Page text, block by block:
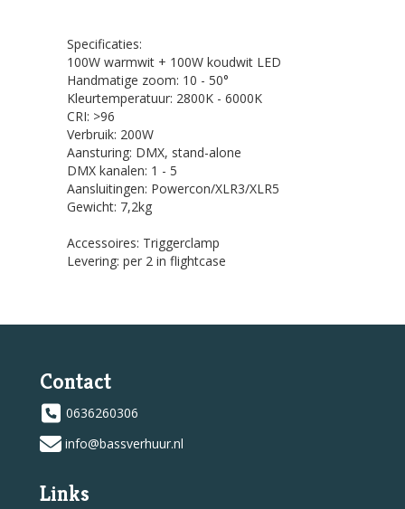
Specificaties:
100W warmwit + 100W koudwit LED
Handmatige zoom: 10 - 50°
Kleurtemperatuur: 2800K - 6000K
CRI: >96
Verbruik: 200W
Aansturing: DMX, stand-alone
DMX kanalen: 1 - 5
Aansluitingen: Powercon/XLR3/XLR5
Gewicht: 7,2kg
Accessoires: Triggerclamp
Levering: per 2 in flightcase
Contact
0636260306
info@bassverhuur.nl
Links